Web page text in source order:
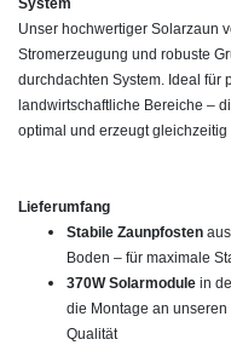
System
Unser hochwertiger Solarzaun
Stromerzeugung und robuste
durchdachten System. Ideal für
landwirtschaftliche Bereiche –
optimal und erzeugt
Lieferumfang
Stabile Zaunpfosten
Boden – für maximale
370W Solarmodule in
die Montage an
Qualität